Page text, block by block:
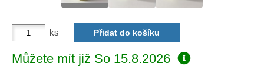
ks
Můžete mít již So 15.8.2026